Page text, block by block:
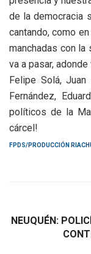
de la democracia
cantando, como
manchadas con la
va a pasar,
Felipe Solá,
Fernández,
políticos de la
cárcel!
FPDS/PRODUCCIÓN
NEUQUÉN: